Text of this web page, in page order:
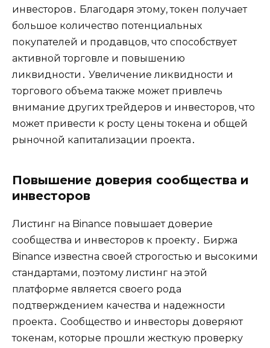
инвесторов․ Благодаря этому‚ токен получает
большое количество потенциальных
покупателей и продавцов‚ что способствует
активной торговле и повышению
ликвидности․ Увеличение ликвидности и
торгового объема также может привлечь
внимание других трейдеров и инвесторов‚ что
может привести к росту цены токена и общей
рыночной капитализации проекта․
Повышение доверия сообщества и
инвесторов
Листинг на Binance повышает доверие
сообщества и инвесторов к проекту․ Биржа
Binance известна своей строгостью и высокими
стандартами‚ поэтому листинг на этой
платформе является своего рода
подтверждением качества и надежности
проекта․ Сообщество и инвесторы доверяют
токенам‚ которые прошли жесткую проверку